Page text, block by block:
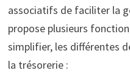
associatifs de faciliter la
propose plusieurs
simplifier, les différentes
la trésorerie :